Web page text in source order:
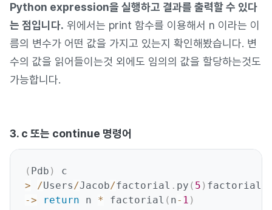
Python expression을 실행하고 결과를 출력할 수 있다
는 점입니다. 위에서는 print 함수를 이용해서 n 이라는 이
름의 변수가 어떤 값을 가지고 있는지 확인해봤습니다. 변
수의 값을 읽어들이는것 외에도 임의의 값을 할당하는것도
가능합니다.
3. c 또는 continue 명령어
( Pdb )
>
/Users/Jacob/factorial . py ( 5 ) factorial
-> return n * factorial ( n- 1 )